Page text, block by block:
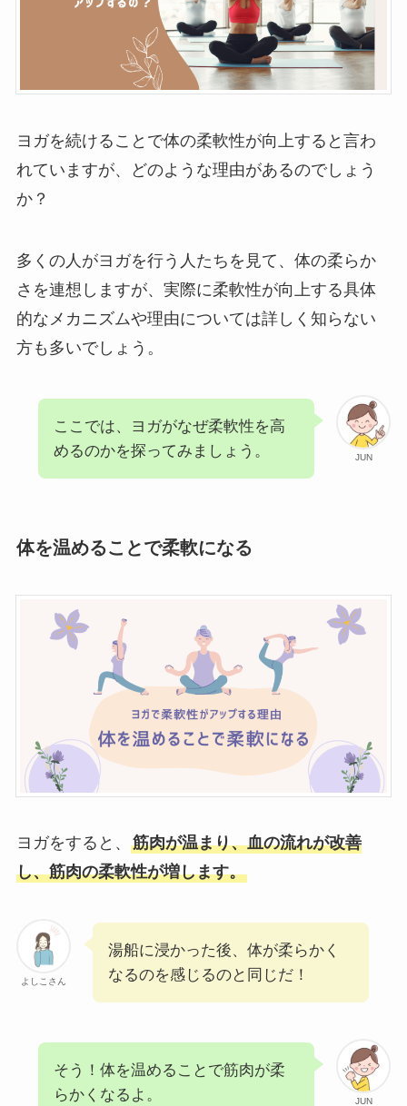
ヨガを続けることで体の柔軟性が向上すると言わ
れていますが、どのような理由があるのでしょう
か？
多くの人がヨガを行う人たちを見て、体の柔らか
さを連想しますが、実際に柔軟性が向上する具体
的なメカニズムや理由については詳しく知らない
方も多いでしょう。
JUN
ここでは、ヨガがなぜ柔軟性を高
めるのかを探ってみましょう。
体を温めることで柔軟になる
ヨガをすると、 筋肉が温まり、血の流れが改善
し、筋肉の柔軟性が増します。
よしこさん
湯船に浸かった後、体が柔らかく
なるのを感じるのと同じだ！
JUN
そう！体を温めることで筋肉が柔
らかくなるよ。